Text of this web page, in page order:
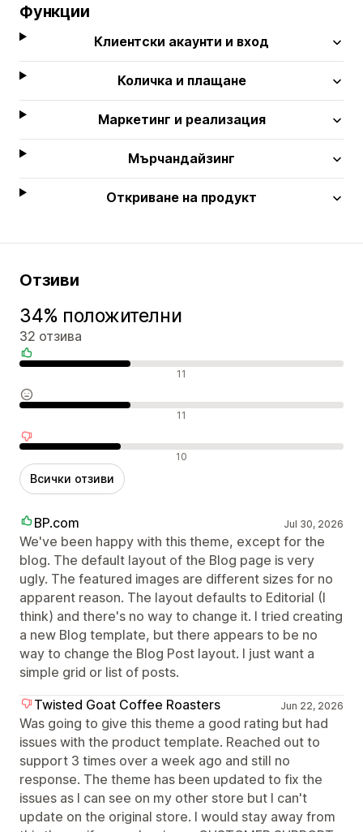
Функции
Клиентски акаунти и вход
Количка и плащане
Маркетинг и реализация
Мърчандайзинг
Откриване на продукт
Отзиви
34% положителни
32 отзива
Положителни отзиви 11
Неутрални отзиви 11
Отрицателни отзиви 10
Всички отзиви
BP.com Jul 30, 2026
We've been happy with this theme, except for the
blog. The default layout of the Blog page is very
ugly. The featured images are different sizes for no
apparent reason. The layout defaults to Editorial (I
think) and there's no way to change it. I tried creating
a new Blog template, but there appears to be no
way to change the Blog Post layout. I just want a
simple grid or list of posts.
Twisted Goat Coffee Roasters
Jun 22, 2026
Was going to give this theme a good rating but had
issues with the product template. Reached out to
support 3 times over a week ago and still no
response. The theme has been updated to fix the
issues as I can see on my other store but I can't
update on the original store. I would stay away from